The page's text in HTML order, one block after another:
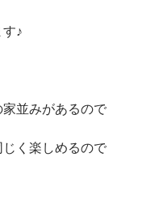
♪
並みがあるので
く楽しめるので